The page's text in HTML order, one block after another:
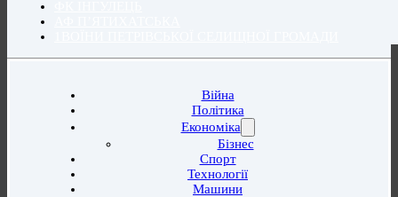
Війна
Політика
Економіка
Бізнес
Спорт
Технології
Машини